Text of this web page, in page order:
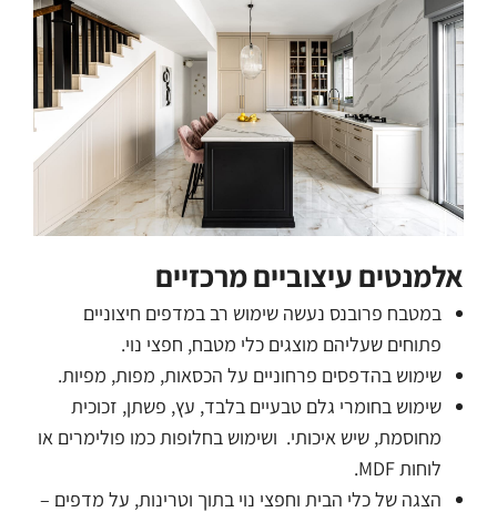
אלמנטים עיצוביים מרכזיים
במטבח פרובנס נעשה שימוש רב במדפים חיצוניים
פתוחים שעליהם מוצגים כלי מטבח, חפצי נוי.
שימוש בהדפסים פרחוניים על הכסאות, מפות, מפיות.
שימוש בחומרי גלם טבעיים בלבד, עץ, פשתן, זכוכית
מחוסמת, שיש איכותי. ושימוש בחלופות כמו פולימרים או
לוחות MDF.
הצגה של כלי הבית וחפצי נוי בתוך וטרינות, על מדפים –